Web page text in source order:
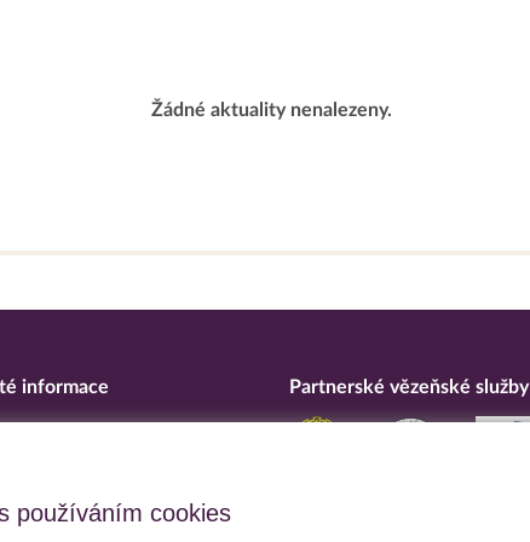
používáním cookies
Žádné aktuality nenalezeny.
informace
opatření
Partnerské vězeňské služby